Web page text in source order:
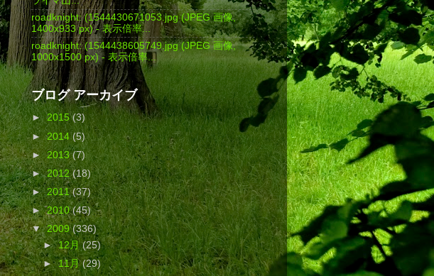
roadknight: (1544430671053.jpg (JPEG 画像,
1400x933 px) - 表示倍率...
roadknight: (1544438605749.jpg (JPEG 画像,
1000x1500 px) - 表示倍率...
ブログ アーカイブ
►2015(3)
►2014(5)
►2013(7)
►2012(18)
►2011(37)
►2010(45)
▼2009(336)
►12月(25)
►11月(29)